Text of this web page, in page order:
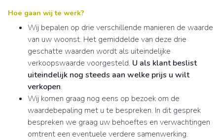
Hoe gaan wij te werk?
Wij bepalen op drie verschillende manieren de waarde
van uw woonst. Het gemiddelde van deze drie
geschatte waarden wordt als uiteindelijke
verkoopswaarde voorgesteld. U als klant beslist
uiteindelijk nog steeds aan welke prijs u wilt
verkopen.
Wij komen graag nog eens op bezoek om de
waardebepaling met u te bespreken. In dit gesprek
bespreken we graag uw behoeftes en verwachtingen
omtrent een eventuele verdere samenwerking.